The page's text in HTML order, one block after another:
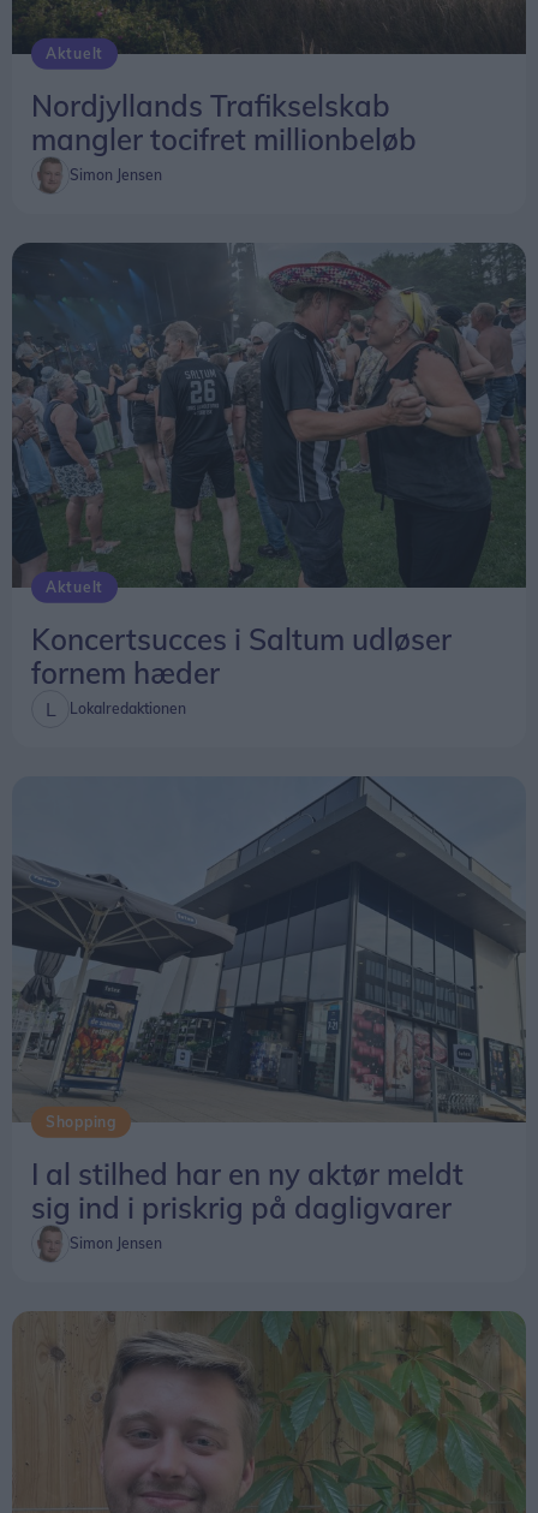
Aktuelt
Nordjyllands Trafikselskab
mangler tocifret millionbeløb
Simon Jensen
Aktuelt
Koncertsucces i Saltum udløser
fornem hæder
Lokalredaktionen
Shopping
I al stilhed har en ny aktør meldt
sig ind i priskrig på dagligvarer
Simon Jensen